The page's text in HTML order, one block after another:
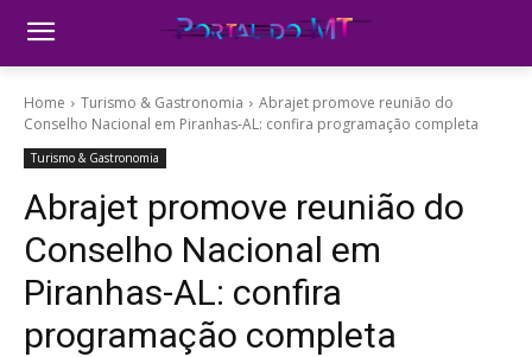
Home Turismo & Gastronomia
Abrajet promove reunião do
Conselho Nacional em Piranhas-AL: confira programação completa
Turismo & Gastronomia
Abrajet promove reunião do
Conselho Nacional em
Piranhas-AL: confira
programação completa